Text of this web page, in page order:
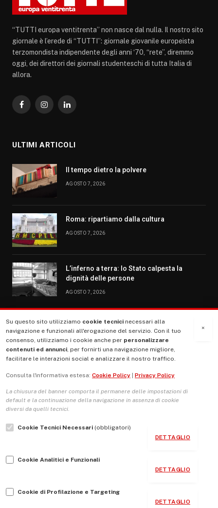
“TUTTI europa ventitrenta” non nasce dal nulla. Il nostro sito
giornale è l’erede di “TUTTI”: giornale giovanile europeista
terzomondista indipendente degli anni ‘70, “rete”, diremmo
oggi, dei direttori dei giornali studenteschi di tutta Italia di
allora.
FacebookInstagramLinkedIn
ULTIMI ARTICOLI
Il tempo dietro la polvere
AGOSTO 7, 2026
Roma: ripartiamo dalla cultura
AGOSTO 7, 2026
L’inferno a terra: lo Stato calpesta la
dignità delle persone
AGOSTO 7, 2026
MENU
La Nostra Storia
Le Copertine
L’Associazione
Indirizzo Socio Politico Culturale
Guida per le autrici e gli autori
×
Su questo sito utilizziamo cookie tecnici necessari alla
navigazione e funzionali all'erogazione del servizio. Con il tuo
consenso, utilizziamo i cookie anche per personalizzare
contenuti ed annunci, per fornirti una navigazione migliore,
facilitare le interazioni social e analizzare il nostro traffico.
Consulta l'informativa estesa: Cookie Policy Privacy Policy
La chiusura del banner comporta il permanere delle impostazioni di
default e la continuazione della navigazione in assenza di cookie
diversi da quelli tecnici.
Cookie Tecnici Necessari (obbligatori)
DETTAGLIO
Cookie Analitici e Funzionali
DETTAGLIO
Cookie di Profilazione e Targeting
DETTAGLIO